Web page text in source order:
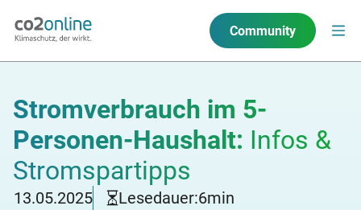
Community
Stromverbrauch im 5-
Personen-Haushalt: Infos &
Stromspartipps
13.05.2025 Lesedauer:6min